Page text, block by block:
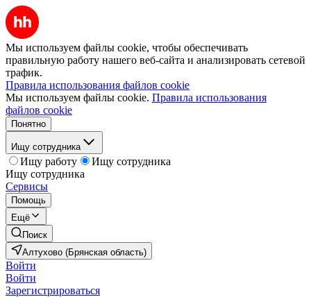
Мы используем файлы cookie, чтобы обеспечивать
правильную работу нашего веб-сайта и анализировать сетевой
трафик.
Правила использования файлов cookie
Мы используем файлы cookie. Правила использования
файлов cookie
Понятно
Ищу сотрудника
Ищу работу
Ищу сотрудника
Ищу сотрудника
Сервисы
Помощь
Ещё
Поиск
Алтухово (Брянская область)
Войти
Войти
Зарегистрироваться